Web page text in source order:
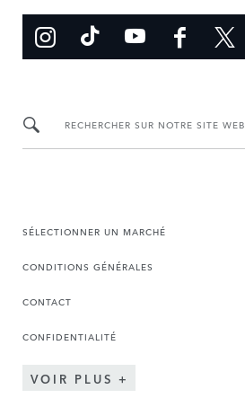
RECHERCHER SUR NOTRE SITE WEB
SÉLECTIONNER UN MARCHÉ
CONDITIONS GÉNÉRALES
CONTACT
CONFIDENTIALITÉ
VOIR PLUS